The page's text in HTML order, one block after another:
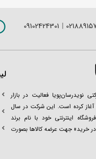
|
09102424301
نویدرسان‌پویا فعالیت در بازار
لپ‌تاپ ایران را از سال ۱۳۹۰ آغاز کرده است. این شرکت در سال
فروشگاه اینترنتی خود با نام برند
خرید» جهت عرضه کالاها بصورت